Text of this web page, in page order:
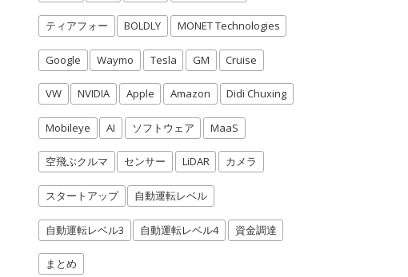
ティアフォー BOLDLY MONET Technologies
Google Waymo Tesla GM Cruise
VW NVIDIA Apple Amazon Didi Chuxing
Mobileye AI ソフトウェア MaaS
空飛ぶクルマ センサー LiDAR カメラ
スタートアップ 自動運転レベル
自動運転レベル3 自動運転レベル4 資金調達
まとめ